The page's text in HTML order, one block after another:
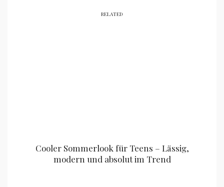
RELATED
Cooler Sommerlook für Teens – Lässig,
modern und absolut im Trend